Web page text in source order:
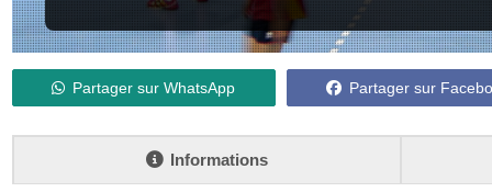
Partager sur WhatsApp Partager sur
Informations